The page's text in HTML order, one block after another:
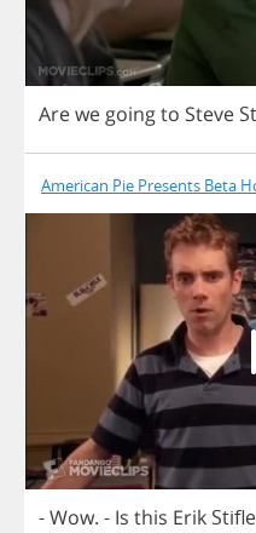
Arewe goingto Steve
American Pie Presents Beta
-Wow. - Is this Erik